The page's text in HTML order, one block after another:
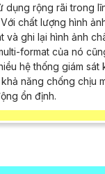
dụng rộng rãi trong
chất lượng hình
và ghi lại hình ảnh
format của nó
hệ thống giám sát
năng chống chịu
ổn định.